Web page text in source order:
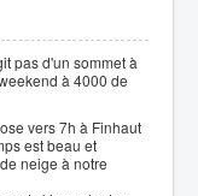
pas d'un sommet à
à 4000 de
vers 7h à Finhaut
est beau et
neige à notre